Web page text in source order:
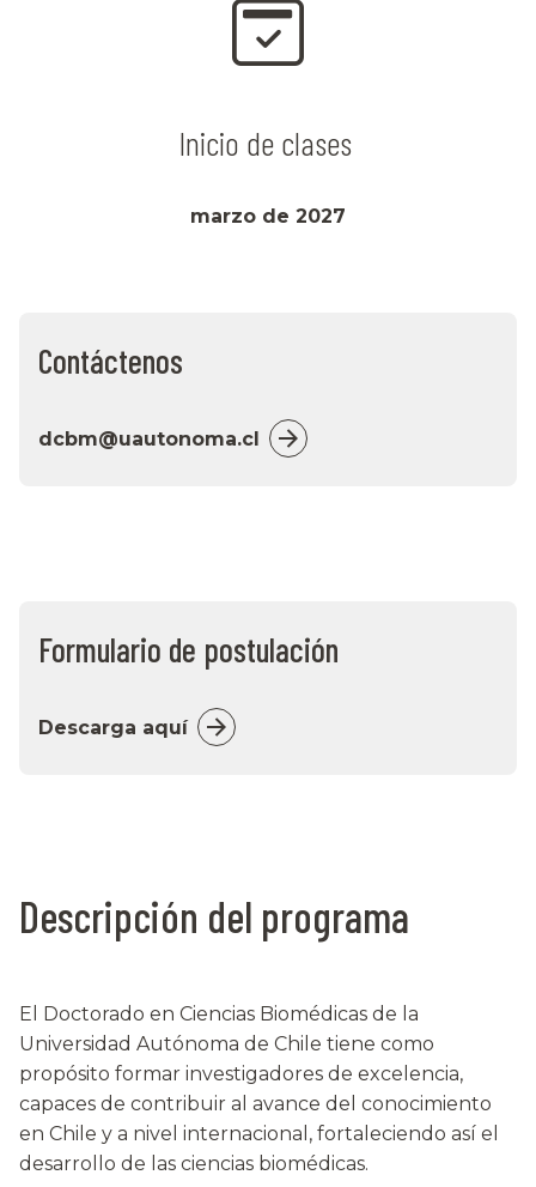
Inicio de clases
marzo de 2027
Contáctenos
dcbm@uautonoma.cl
Formulario de postulación
Descarga aquí
Descripción del programa
El Doctorado en Ciencias Biomédicas de la
Universidad Autónoma de Chile tiene como
propósito formar investigadores de excelencia,
capaces de contribuir al avance del conocimiento
en Chile y a nivel internacional, fortaleciendo así el
desarrollo de las ciencias biomédicas.